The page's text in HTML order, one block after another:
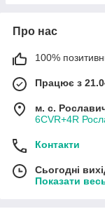
Про нас
100%
Працює з
м. с.
6CVR+4R
Контакти
Сьогодні
Показати